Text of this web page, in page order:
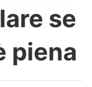
se
piena